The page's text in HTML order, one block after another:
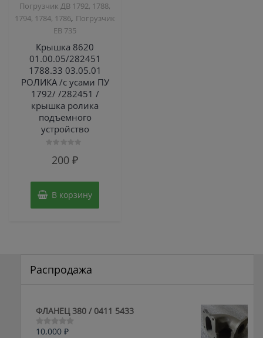
Погрузчик ДВ 1792, 1788,
1794, 1784, 1786, Погрузчик
ЕВ 735
Крышка 8620
01.00.05/282451
1788.33 03.05.01
РОЛИКА /с усами ПУ
1792/ /282451 /
крышка ролика
подъемного
устройство
200₽
В корзину
Распродажа
ФЛАНЕЦ 380 / 0411 5433
Оценка
10,000 ₽